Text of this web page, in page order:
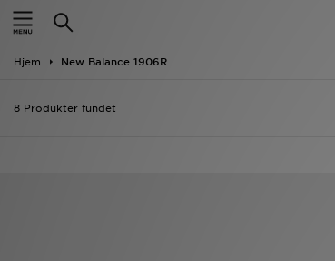
Hjem New Balance 1906R
8 Produkter fundet
Hjem
Udsalg
Nyheder